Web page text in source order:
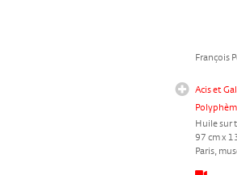
François
Acis et
Huile sur
97 cm x
Paris,